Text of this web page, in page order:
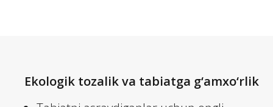
Ekologik tozalik va tabiatga g‘amxo‘rlik